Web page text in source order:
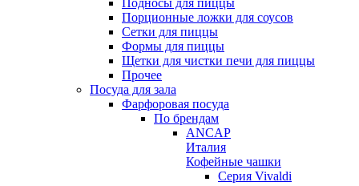
Порционные ложки для соусов
Сетки для пиццы
Формы для пиццы
Щетки для чистки печи для пиццы
Прочее
Посуда для зала
Фарфоровая посуда
По брендам
ANCAP
Италия
Кофейные чашки
Cерия Vivaldi